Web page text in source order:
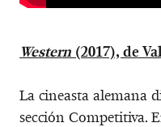
Western (2017), de
La cineasta alemana
sección Competitiva.